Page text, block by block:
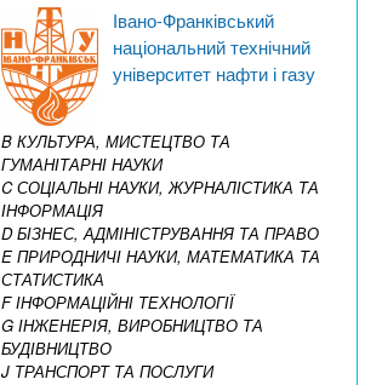
Івано-Франківський
національний технічний
університет нафти і газу
B КУЛЬТУРА, МИСТЕЦТВО ТА
ГУМАНІТАРНІ НАУКИ
C СОЦІАЛЬНІ НАУКИ, ЖУРНАЛІСТИКА ТА
ІНФОРМАЦІЯ
D БІЗНЕС, АДМІНІСТРУВАННЯ ТА ПРАВО
E ПРИРОДНИЧІ НАУКИ, МАТЕМАТИКА ТА
СТАТИСТИКА
F ІНФОРМАЦІЙНІ ТЕХНОЛОГІЇ
G ІНЖЕНЕРІЯ, ВИРОБНИЦТВО ТА
БУДІВНИЦТВО
J ТРАНСПОРТ ТА ПОСЛУГИ